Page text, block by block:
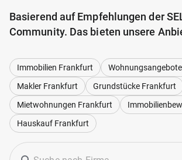
Basierend auf Empfehlungen der
Community. Das bieten unsere
Immobilien Frankfurt
Makler Frankfurt
Grundstücke Frankfurt
Mietwohnungen Frankfurt
Hauskauf Frankfurt